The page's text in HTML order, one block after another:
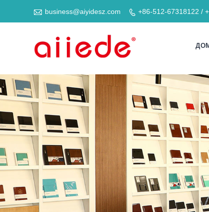
 business@aiyidesz.com  +86-512-67318122 /